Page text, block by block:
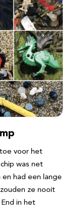
voor het
was net
had een lange
ze nooit
in het